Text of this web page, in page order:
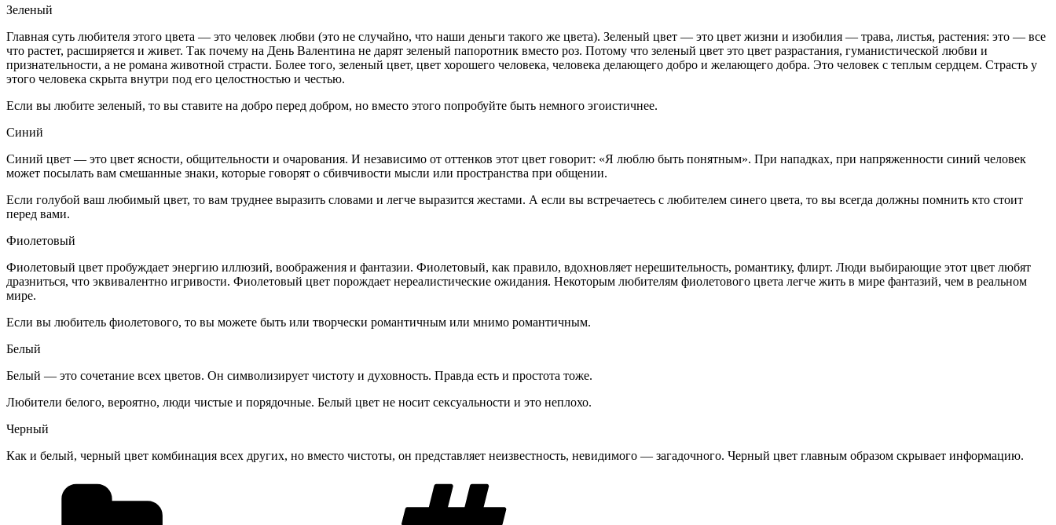
Зеленый
Главная суть любителя этого цвета — это человек любви (это не случайно, что наши деньги такого же цвета). Зеленый цвет — это цвет жизни и изобилия — трава, листья, растения: это — все
что растет, расширяется и живет. Так почему на День Валентина не дарят зеленый папоротник вместо роз. Потому что зеленый цвет это цвет разрастания, гуманистической любви и
признательности, а не романа животной страсти. Более того, зеленый цвет, цвет хорошего человека, человека делающего добро и желающего добра. Это человек с теплым сердцем. Страсть у
этого человека скрыта внутри под его целостностью и честью.
Если вы любите зеленый, то вы ставите на добро перед добром, но вместо этого попробуйте быть немного эгоистичнее.
Синий
Синий цвет — это цвет ясности, общительности и очарования. И независимо от оттенков этот цвет говорит: «Я люблю быть понятным». При нападках, при напряженности синий человек
может посылать вам смешанные знаки, которые говорят о сбивчивости мысли или пространства при общении.
Если голубой ваш любимый цвет, то вам труднее выразить словами и легче выразится жестами. А если вы встречаетесь с любителем синего цвета, то вы всегда должны помнить кто стоит
перед вами.
Фиолетовый
Фиолетовый цвет пробуждает энергию иллюзий, воображения и фантазии. Фиолетовый, как правило, вдохновляет нерешительность, романтику, флирт. Люди выбирающие этот цвет любят
дразниться, что эквивалентно игривости. Фиолетовый цвет порождает нереалистические ожидания. Некоторым любителям фиолетового цвета легче жить в мире фантазий, чем в реальном
мире.
Если вы любитель фиолетового, то вы можете быть или творчески романтичным или мнимо романтичным.
Белый
Белый — это сочетание всех цветов. Он символизирует чистоту и духовность. Правда есть и простота тоже.
Любители белого, вероятно, люди чистые и порядочные. Белый цвет не носит сексуальности и это неплохо.
Черный
Как и белый, черный цвет комбинация всех других, но вместо чистоты, он представляет неизвестность, невидимого — загадочного. Черный цвет главным образом скрывает информацию.